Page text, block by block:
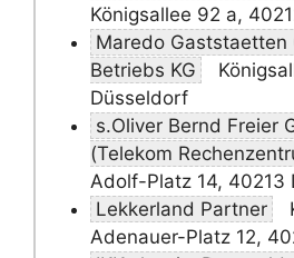
Königsallee 92 a,
Maredo Gaststaetten
Betriebs KG
Düsseldorf
s.Oliver Bernd Freier
(Telekom
Adolf-Platz 14, 40213
Lekkerland Partner
Adenauer-Platz 12,